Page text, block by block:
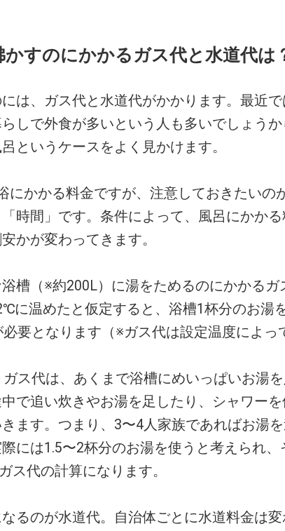
すのにかかるガス代と水道代は
は、ガス代と水道代がかかります。最近
しで外食が多いという人も多いでしょう
というケースをよく見かけます。
かかる料金ですが、注意しておきたいの
時間」です。条件によって、風呂にかか
かが変わってきます。
槽（※約200L）に湯をためるのにかかるガ
に温めたと仮定すると、浴槽1杯分のお湯
要となります（※ガス代は設定温度によっ
ス代は、あくまで浴槽にめいっぱいお湯
で追い炊きやお湯を足したり、シャワー
ます。つまり、3〜4人家族であればお湯
には1.5〜2杯分のお湯を使うと考えられ、
ス代の計算になります。
るのが水道代。自治体ごとに水道料金は変